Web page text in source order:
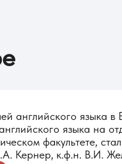
английского языка
языка на
факультете,
Кернер, к.ф.н. В.И.